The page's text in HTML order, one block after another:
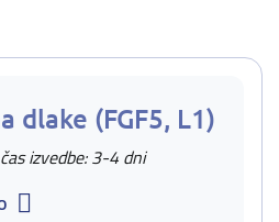
dlake (FGF5, L1)
izvedbe: 3-4 dni